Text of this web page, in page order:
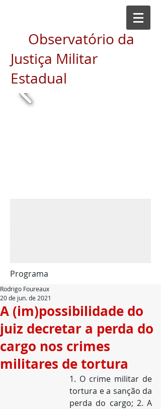
Observatório da
Justiça Militar
Estadual
Programa
A (im)possibilidade do
juiz decretar a perda do
cargo nos crimes
militares de tortura
Rodrigo Foureaux
20 de jun. de 2021
1. O crime militar de
tortura e a sanção da
perda do cargo; 2. A